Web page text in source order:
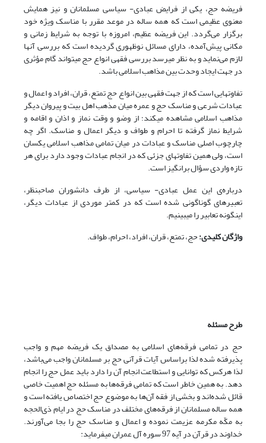
فریضه حج، یکی از فرایض عبادی- سیاسی مسلمانان و نیز همایش
معنوی عظیمی است که همه ‌ساله در موعد مقرر با مناسک ویژه خود
برگزار می‌گردد. این فریضه عظیم، امروزه با توجه به شرایط زمانی و
مکانی پیش‌آمده، دارای مسائل نوظهوری گردیده است که بررسی آنها
لازم می‌نماید و به نظر می­رسد بررسی فقهی انواع حج می­تواند گام مؤثری
در جهت ایجاد وحدت بین مذاهب اسلامی باشد.
تفاوت­هایی است که از جهت فقهی بین انواع حج تمتع، قران، افراد و اعمال و
عبادات شرعی و مناسک حج و عمره میان مذهب اهل بیت و پیروان دیگر
مذاهب اسلامی مشاهده می­کند؛ از وضو و وقت نماز و اذان و اقامه و
شرایط نماز گرفته تا احرام و طواف و دیگر اعمال و مناسک. اگر چه
چارچوب اصلی مناسک و عبادات در میان تمامی مذاهب اسلامی یکسان
است، ولی همین تفاوت­های جزئی که در انجام عبادات وجود دارد برای هر
تازه واردی سؤال برانگیز است.
درباره‌ی این عمل عبادى- سیاسى، از طرف دانشوران صاحبنظر،
تعبیرهاى گوناگونى شده است که در کمتر موردى از عبادات دیگر،
اینگونه تعابیر را مى‏بینیم.
واژگان کلیدی:حج، تمتع، قران، افراد، احرام، طواف.
طرح مسئله
حج در تمامی فرقه‌های اسلامی به مصداق یک فریضه مهم و واجب
پذیرفته شده لذا براساس آیات قرآنی حج بر مسلمانان واجب می‌باشد،
لذا هرکس که توانایی و استطاعت انجام آن را دارد باید عمل حج را انجام
دهد. به همین خاطر است که تمامی فرقه‌ها به مسئله حج اهمیت خاصی
قائل شده‌اند و بخشی از فقه آن‌ها به موضوع حج اختصاص یافته است و
همه ساله مسلمانان از فرقه‌های مختلف در مناسک حج در ایام ذی‌الحجه
به مکّه مکرمه عزیمت نموده و اعمال و مناسک حج را بجا می‌آورند.
خداوند در قرآن در آیه 97 سوره آل عمران می­فرماید: